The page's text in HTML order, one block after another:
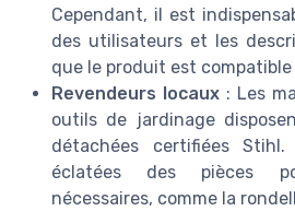
Cependant, il est
des utilisateurs et les
que le produit est
Revendeurs locaux : Les
outils de jardinage
détachées certifiées
éclatées des pièces
nécessaires, comme la